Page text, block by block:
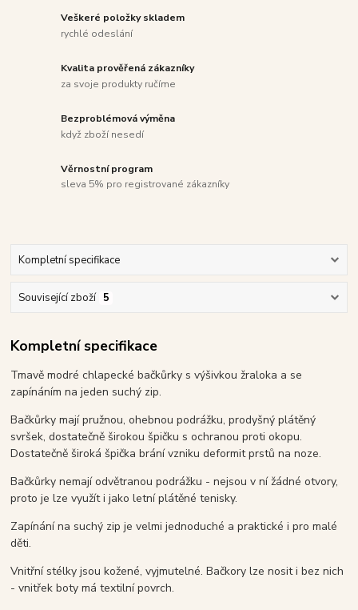
Veškeré položky skladem
rychlé odeslání
Kvalita prověřená zákazníky
za svoje produkty ručíme
Bezproblémová výměna
když zboží nesedí
Věrnostní program
sleva 5% pro registrované zákazníky
Kompletní specifikace
Související zboží 5
Kompletní specifikace
Tmavě modré chlapecké bačkůrky s výšivkou žraloka a se
zapínáním na jeden suchý zip.
Bačkůrky mají pružnou, ohebnou podrážku, prodyšný plátěný
svršek, dostatečně širokou špičku s ochranou proti okopu.
Dostatečně široká špička brání vzniku deformit prstů na noze.
Bačkůrky nemají odvětranou podrážku - nejsou v ní žádné otvory,
proto je lze využít i jako letní plátěné tenisky.
Zapínání na suchý zip je velmi jednoduché a praktické i pro malé
děti.
Vnitřní stélky jsou kožené, vyjmutelné. Bačkory lze nosit i bez nich
- vnitřek boty má textilní povrch.